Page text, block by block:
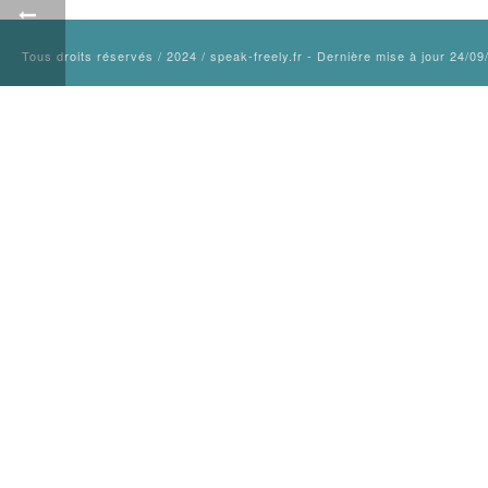
Tous droits réservés / 2024 / speak-freely.fr - Dernière mise à jour 24/